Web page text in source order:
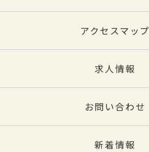
アクセスマップ
求人情報
お問い合わせ
新着情報